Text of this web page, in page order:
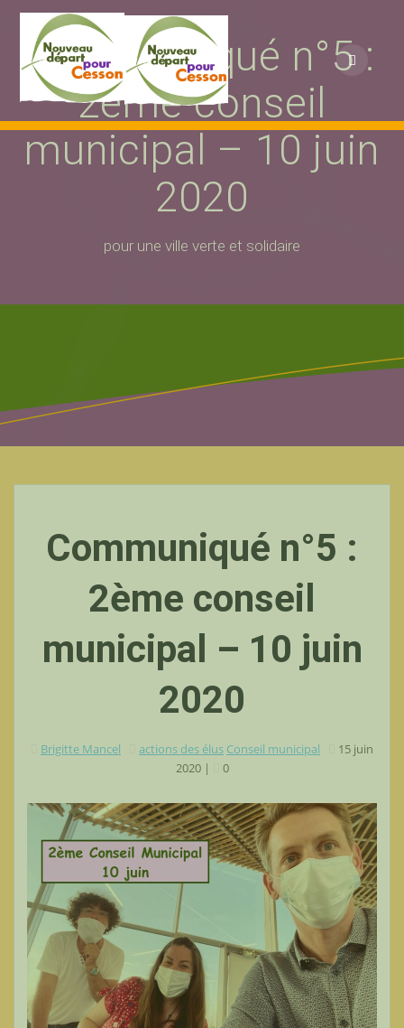
au
contenu
Communiqué n°5 :
2ème conseil
municipal – 10 juin
2020
pour une ville verte et solidaire
Communiqué n°5 :
2ème conseil
municipal – 10 juin
2020
Brigitte Mancel actions des élus Conseil municipal
15 juin
2020| 0